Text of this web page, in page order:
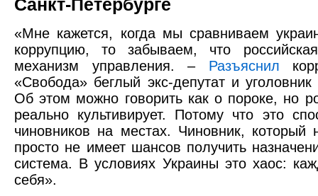
Санкт-Петербурге
«Мне кажется, когда мы сравниваем
коррупцию, то забываем, что
механизм управления. – Разъяснил
«Свобода» беглый экс-депутат и
Об этом можно говорить как о пороке, но
реально культивирует. Потому что это
чиновников на местах. Чиновник, который
просто не имеет шансов получить
система. В условиях Украины это хаос:
себя».